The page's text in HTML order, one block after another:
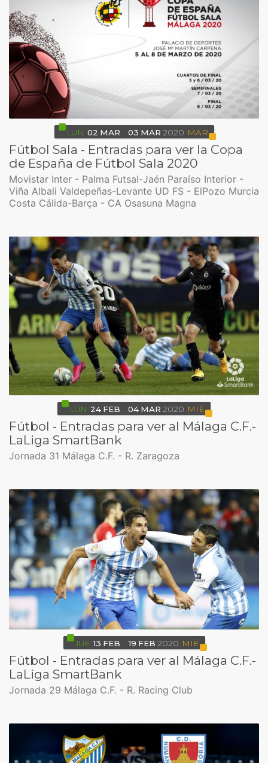
LUN 02 MAR 03 MAR 2020 MAR
Fútbol Sala - Entradas para ver la Copa
de España de Fútbol Sala 2020
Movistar Inter - Palma Futsal-Jaén Paraíso Interior -
Viña Albali Valdepeñas-Levante UD FS - ElPozo Murcia
Costa Cálida-Barça - CA Osasuna Magna
LUN 24 FEB 04 MAR 2020 MIÉ
Fútbol - Entradas para ver al Málaga C.F.-
LaLiga SmartBank
Jornada 31 Málaga C.F. - R. Zaragoza
JUE 13 FEB 19 FEB 2020 MIÉ
Fútbol - Entradas para ver al Málaga C.F.-
LaLiga SmartBank
Jornada 29 Málaga C.F. - R. Racing Club